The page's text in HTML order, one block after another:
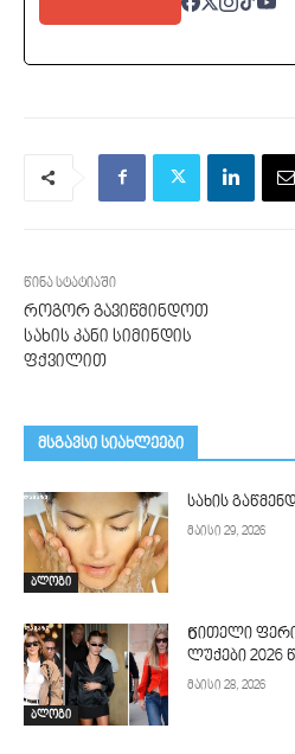
წინა სტატიაში
როგორ გავიწმინდოთ
სახის კანი სიმინდის
ფქვილით
მსგავსი სიახლეები
ბლოგი
სახის
მაისი 29, 2026
ბლოგი
Წითელი
ლუქები 2026
მაისი 28, 2026